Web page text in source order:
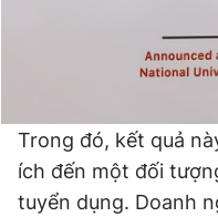
Trong đó, kết quả
ích đến một đối
tuyển dụng. Doanh